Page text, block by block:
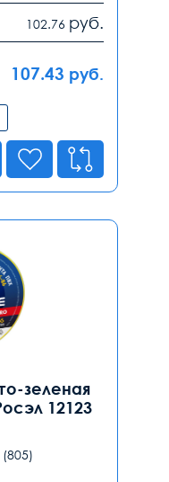
102.76 руб.
107.43 руб.
зеленая
12123
(805)